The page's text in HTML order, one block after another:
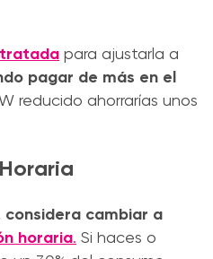
para ajustarla a
pagar de más en el
reducido ahorrarías unos
considera cambiar a
horaria. Si haces o